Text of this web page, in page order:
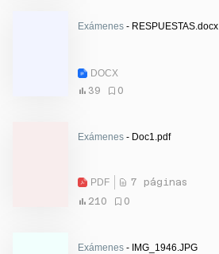
Exámenes - RESPUESTAS.docx
DOCX
39
0
Exámenes - Doc1.pdf
PDF
7 páginas
210
0
Exámenes - IMG_1946.JPG